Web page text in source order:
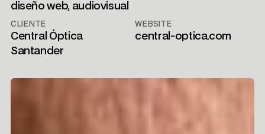
diseño web, audiovisual
CLIENTE
Central Óptica
Santander
WEBSITE
central-optica.com